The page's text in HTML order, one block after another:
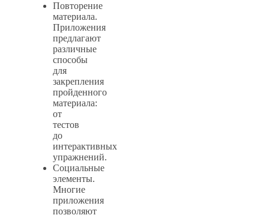
Повторение
материала.
Приложения
предлагают
различные
способы
для
закрепления
пройденного
материала:
от
тестов
до
интерактивных
упражнений.
Социальные
элементы.
Многие
приложения
позволяют